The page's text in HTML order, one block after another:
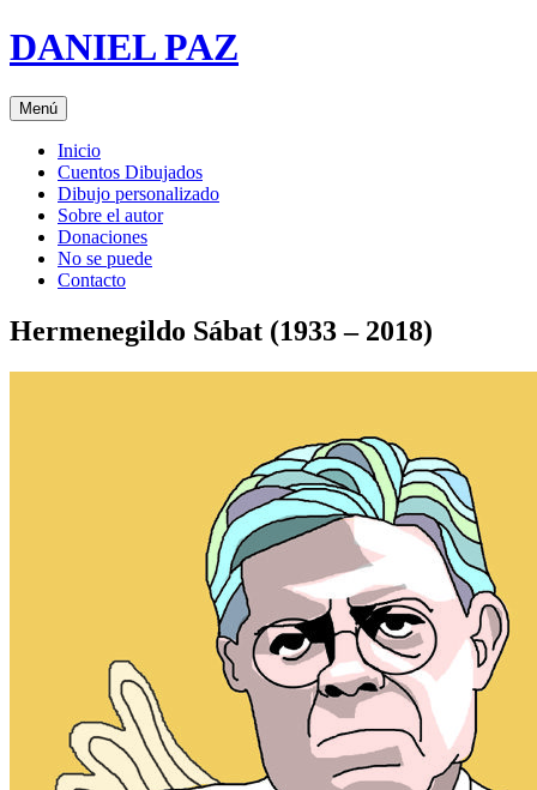
Saltar
al
DANIEL PAZ
Menú
Inicio
Cuentos Dibujados
Dibujo personalizado
Sobre el autor
Donaciones
No se puede
Contacto
Hermenegildo Sábat (1933 – 2018)